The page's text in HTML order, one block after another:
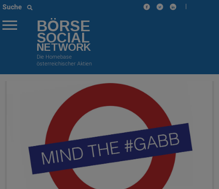
Suche |
BÖRSE
SOCIAL
NETWORK
Die Homebase
österreichischer Aktien